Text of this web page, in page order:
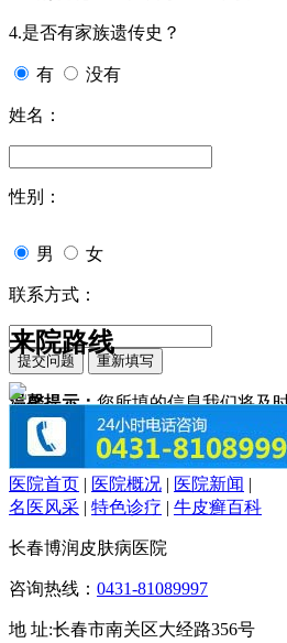
4.是否有家族遗传史？
有 没有
姓名：
性别：
男 女
联系方式：
温馨提示：您所填的信息我们将及
来院路线
医院首页 | 医院概况 | 医院新闻 |
名医风采 | 特色诊疗 | 牛皮癣百科
长春博润皮肤病医院
咨询热线： 0431-81089997
地 址:长春市南关区大经路356号